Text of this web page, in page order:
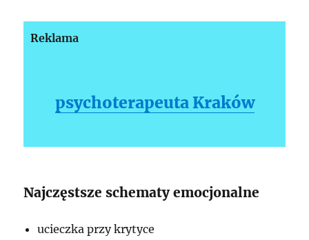
Reklama
psychoterapeuta Kraków
Najczęstsze schematy emocjonalne
ucieczka przy krytyce